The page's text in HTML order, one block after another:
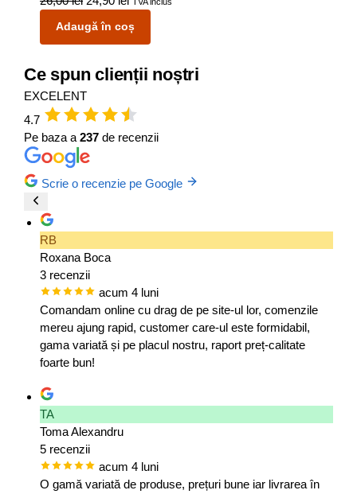
Adaugă în coș
Ce spun clienții noștri
EXCELENT
4.7
Pe baza a 237 de recenzii
Scrie o recenzie pe Google
RB
Roxana Boca
3 recenzii
acum 4 luni
Comandam online cu drag de pe site-ul lor, comenzile
mereu ajung rapid, customer care-ul este formidabil,
gama variată și pe placul nostru, raport preț-calitate
foarte bun!
TA
Toma Alexandru
5 recenzii
acum 4 luni
O gamă variată de produse, prețuri bune iar livrarea în